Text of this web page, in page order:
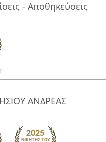
- Αποθηκεύσεις
ΑΝΔΡΕΑΣ